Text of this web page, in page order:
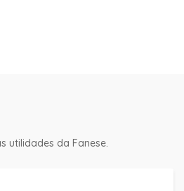
utilidades da Fanese.